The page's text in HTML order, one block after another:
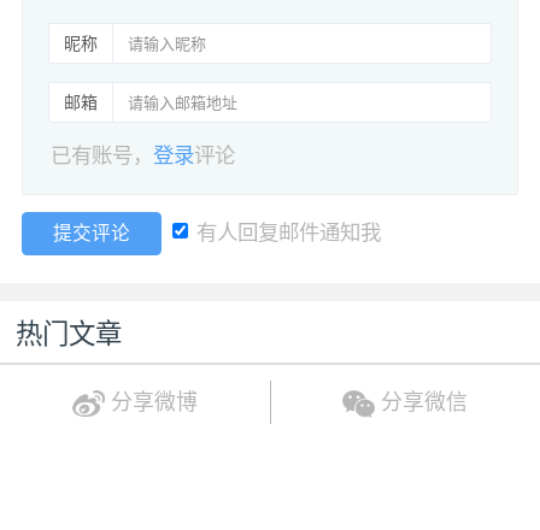
昵称
邮箱
已有账号，登录评论
提交评论 有人回复邮件通知我
热门文章
分享微博 分享微信